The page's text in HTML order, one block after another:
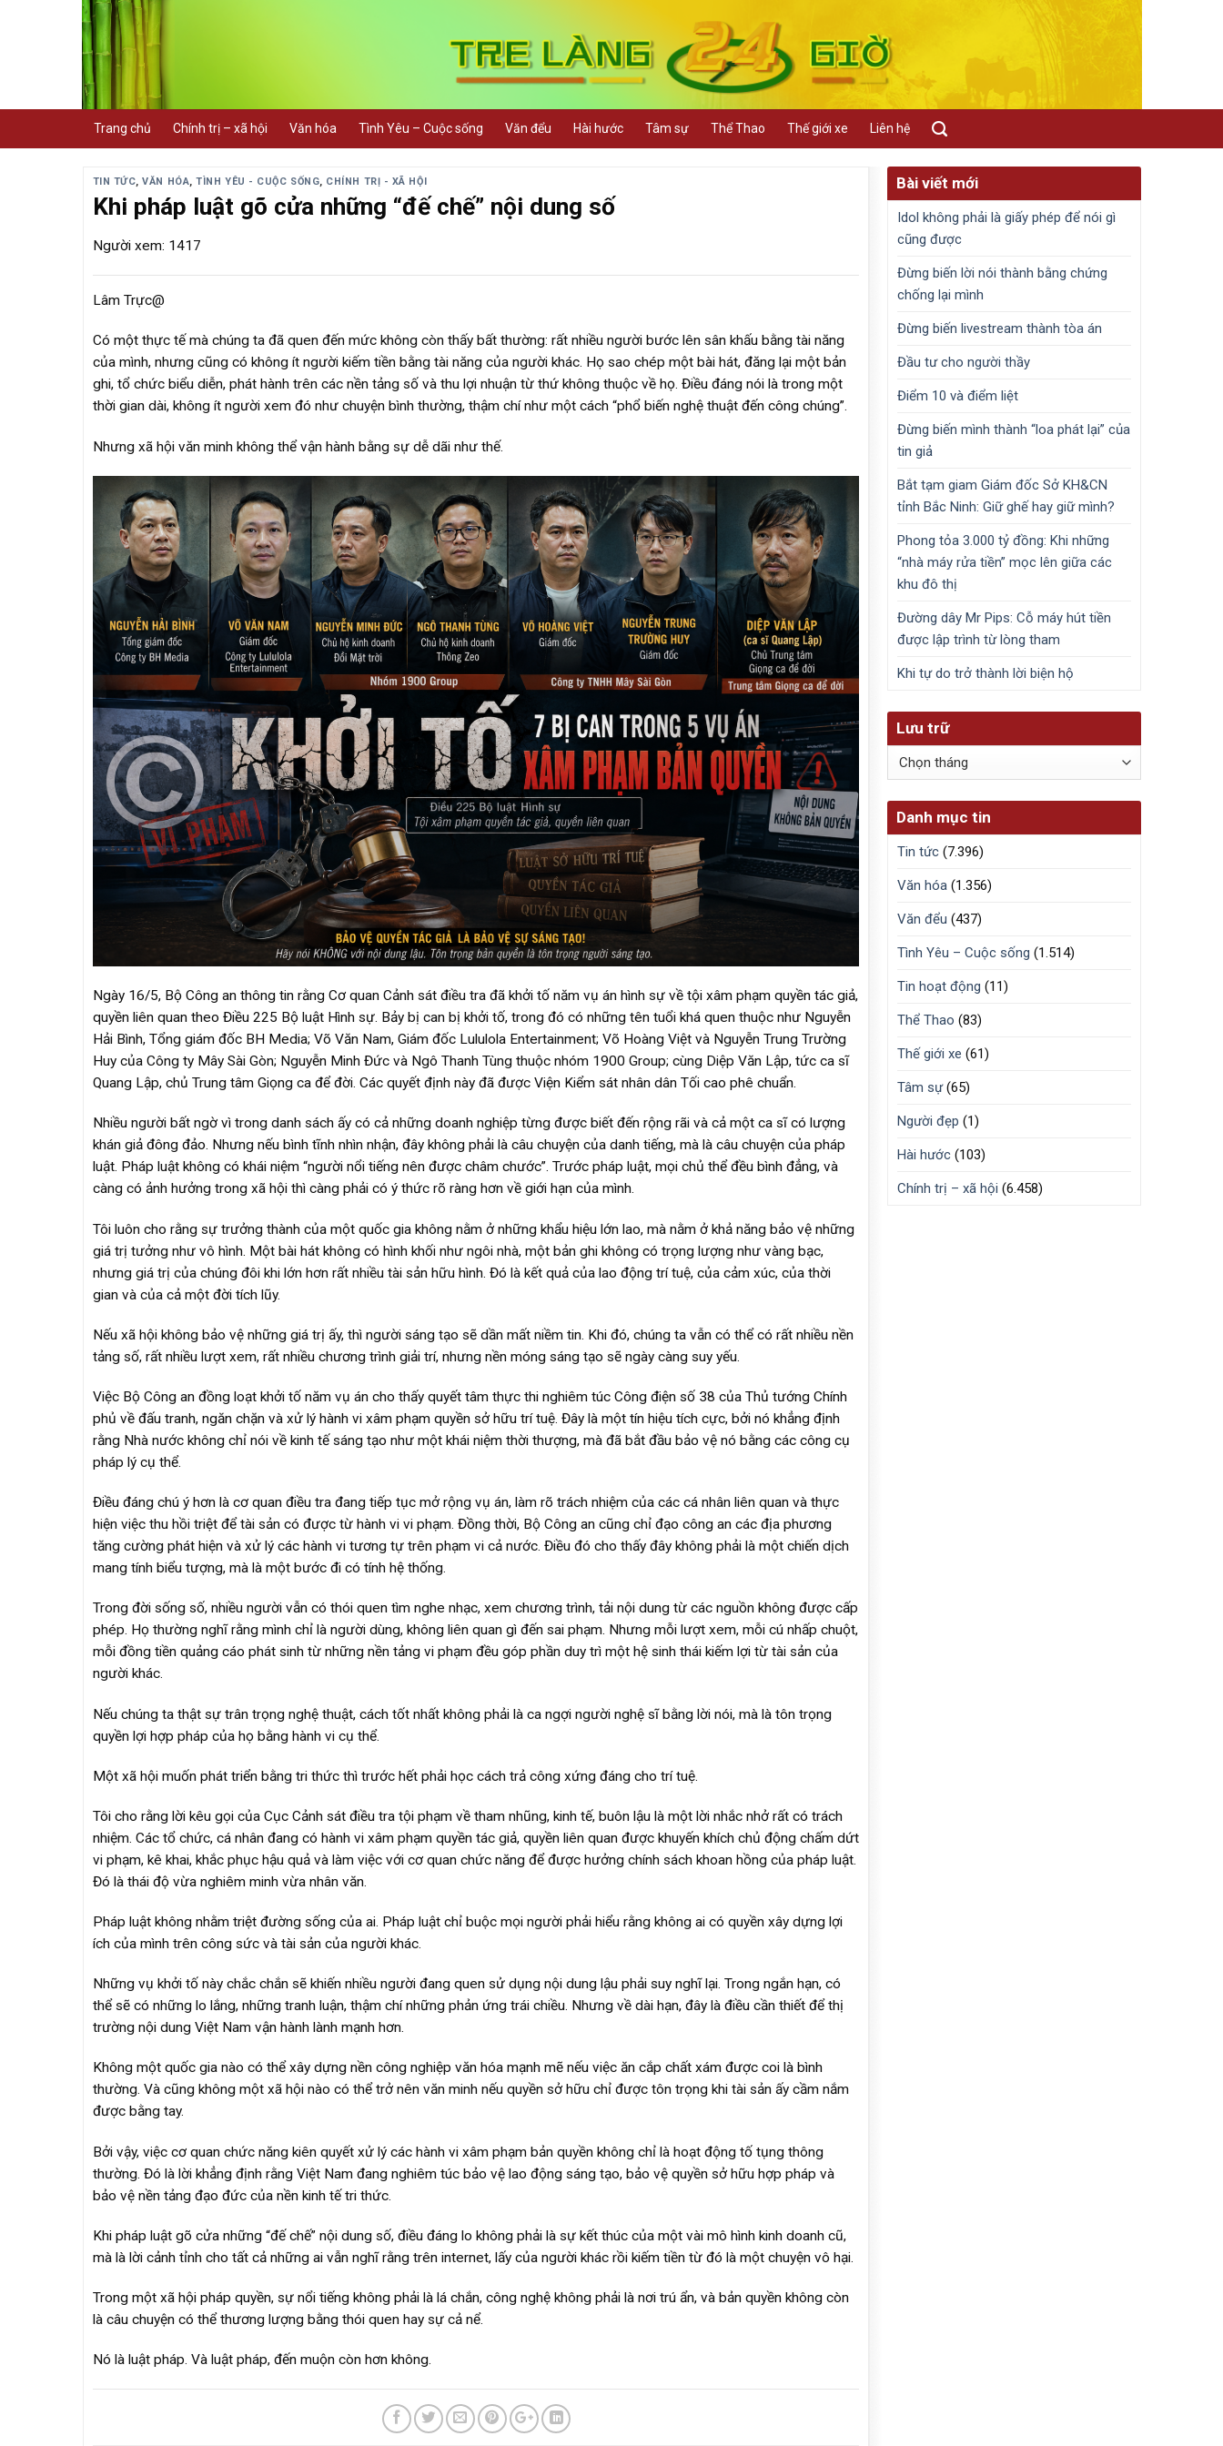
Trang chủ Chính trị – xã hội Văn hóa Tình Yêu – Cuộc sống Văn đểu Hài hước Tâm sự Thể Thao Thế giới xe Liên hệ
TIN TỨC,VĂN HÓA,TÌNH YÊU - CUỘC SỐNG, CHÍNH TRỊ - XÃ HỘI
Khi pháp luật gõ cửa những “đế chế” nội dung số
Người xem: 1417
Lâm Trực@
Có một thực tế mà chúng ta đã quen đến mức không còn thấy bất thường: rất nhiều người bước lên sân khấu bằng tài năng
của mình, nhưng cũng có không ít người kiếm tiền bằng tài năng của người khác. Họ sao chép một bài hát, đăng lại một bản
ghi, tổ chức biểu diễn, phát hành trên các nền tảng số và thu lợi nhuận từ thứ không thuộc về họ. Điều đáng nói là trong một
thời gian dài, không ít người xem đó như chuyện bình thường, thậm chí như một cách “phổ biến nghệ thuật đến công chúng”.
Nhưng xã hội văn minh không thể vận hành bằng sự dễ dãi như thế.
Ngày 16/5, Bộ Công an thông tin rằng Cơ quan Cảnh sát điều tra đã khởi tố năm vụ án hình sự về tội xâm phạm quyền tác giả,
quyền liên quan theo Điều 225 Bộ luật Hình sự. Bảy bị can bị khởi tố, trong đó có những tên tuổi khá quen thuộc như Nguyễn
Hải Bình, Tổng giám đốc BH Media; Võ Văn Nam, Giám đốc Lululola Entertainment; Võ Hoàng Việt và Nguyễn Trung Trường
Huy của Công ty Mây Sài Gòn; Nguyễn Minh Đức và Ngô Thanh Tùng thuộc nhóm 1900 Group; cùng Diệp Văn Lập, tức ca sĩ
Quang Lập, chủ Trung tâm Giọng ca để đời. Các quyết định này đã được Viện Kiểm sát nhân dân Tối cao phê chuẩn.
Nhiều người bất ngờ vì trong danh sách ấy có cả những doanh nghiệp từng được biết đến rộng rãi và cả một ca sĩ có lượng
khán giả đông đảo. Nhưng nếu bình tĩnh nhìn nhận, đây không phải là câu chuyện của danh tiếng, mà là câu chuyện của pháp
luật. Pháp luật không có khái niệm “người nổi tiếng nên được châm chước”. Trước pháp luật, mọi chủ thể đều bình đẳng, và
càng có ảnh hưởng trong xã hội thì càng phải có ý thức rõ ràng hơn về giới hạn của mình.
Tôi luôn cho rằng sự trưởng thành của một quốc gia không nằm ở những khẩu hiệu lớn lao, mà nằm ở khả năng bảo vệ những
giá trị tưởng như vô hình. Một bài hát không có hình khối như ngôi nhà, một bản ghi không có trọng lượng như vàng bạc,
nhưng giá trị của chúng đôi khi lớn hơn rất nhiều tài sản hữu hình. Đó là kết quả của lao động trí tuệ, của cảm xúc, của thời
gian và của cả một đời tích lũy.
Nếu xã hội không bảo vệ những giá trị ấy, thì người sáng tạo sẽ dần mất niềm tin. Khi đó, chúng ta vẫn có thể có rất nhiều nền
tảng số, rất nhiều lượt xem, rất nhiều chương trình giải trí, nhưng nền móng sáng tạo sẽ ngày càng suy yếu.
Việc Bộ Công an đồng loạt khởi tố năm vụ án cho thấy quyết tâm thực thi nghiêm túc Công điện số 38 của Thủ tướng Chính
phủ về đấu tranh, ngăn chặn và xử lý hành vi xâm phạm quyền sở hữu trí tuệ. Đây là một tín hiệu tích cực, bởi nó khẳng định
rằng Nhà nước không chỉ nói về kinh tế sáng tạo như một khái niệm thời thượng, mà đã bắt đầu bảo vệ nó bằng các công cụ
pháp lý cụ thể.
Điều đáng chú ý hơn là cơ quan điều tra đang tiếp tục mở rộng vụ án, làm rõ trách nhiệm của các cá nhân liên quan và thực
hiện việc thu hồi triệt để tài sản có được từ hành vi vi phạm. Đồng thời, Bộ Công an cũng chỉ đạo công an các địa phương
tăng cường phát hiện và xử lý các hành vi tương tự trên phạm vi cả nước. Điều đó cho thấy đây không phải là một chiến dịch
mang tính biểu tượng, mà là một bước đi có tính hệ thống.
Trong đời sống số, nhiều người vẫn có thói quen tìm nghe nhạc, xem chương trình, tải nội dung từ các nguồn không được cấp
phép. Họ thường nghĩ rằng mình chỉ là người dùng, không liên quan gì đến sai phạm. Nhưng mỗi lượt xem, mỗi cú nhấp chuột,
mỗi đồng tiền quảng cáo phát sinh từ những nền tảng vi phạm đều góp phần duy trì một hệ sinh thái kiếm lợi từ tài sản của
người khác.
Nếu chúng ta thật sự trân trọng nghệ thuật, cách tốt nhất không phải là ca ngợi người nghệ sĩ bằng lời nói, mà là tôn trọng
quyền lợi hợp pháp của họ bằng hành vi cụ thể.
Một xã hội muốn phát triển bằng tri thức thì trước hết phải học cách trả công xứng đáng cho trí tuệ.
Tôi cho rằng lời kêu gọi của Cục Cảnh sát điều tra tội phạm về tham nhũng, kinh tế, buôn lậu là một lời nhắc nhở rất có trách
nhiệm. Các tổ chức, cá nhân đang có hành vi xâm phạm quyền tác giả, quyền liên quan được khuyến khích chủ động chấm dứt
vi phạm, kê khai, khắc phục hậu quả và làm việc với cơ quan chức năng để được hưởng chính sách khoan hồng của pháp luật.
Đó là thái độ vừa nghiêm minh vừa nhân văn.
Pháp luật không nhằm triệt đường sống của ai. Pháp luật chỉ buộc mọi người phải hiểu rằng không ai có quyền xây dựng lợi
ích của mình trên công sức và tài sản của người khác.
Những vụ khởi tố này chắc chắn sẽ khiến nhiều người đang quen sử dụng nội dung lậu phải suy nghĩ lại. Trong ngắn hạn, có
thể sẽ có những lo lắng, những tranh luận, thậm chí những phản ứng trái chiều. Nhưng về dài hạn, đây là điều cần thiết để thị
trường nội dung Việt Nam vận hành lành mạnh hơn.
Không một quốc gia nào có thể xây dựng nền công nghiệp văn hóa mạnh mẽ nếu việc ăn cắp chất xám được coi là bình
thường. Và cũng không một xã hội nào có thể trở nên văn minh nếu quyền sở hữu chỉ được tôn trọng khi tài sản ấy cầm nắm
được bằng tay.
Bởi vậy, việc cơ quan chức năng kiên quyết xử lý các hành vi xâm phạm bản quyền không chỉ là hoạt động tố tụng thông
thường. Đó là lời khẳng định rằng Việt Nam đang nghiêm túc bảo vệ lao động sáng tạo, bảo vệ quyền sở hữu hợp pháp và
bảo vệ nền tảng đạo đức của nền kinh tế tri thức.
Khi pháp luật gõ cửa những “đế chế” nội dung số, điều đáng lo không phải là sự kết thúc của một vài mô hình kinh doanh cũ,
mà là lời cảnh tỉnh cho tất cả những ai vẫn nghĩ rằng trên internet, lấy của người khác rồi kiếm tiền từ đó là một chuyện vô hại.
Trong một xã hội pháp quyền, sự nổi tiếng không phải là lá chắn, công nghệ không phải là nơi trú ẩn, và bản quyền không còn
là câu chuyện có thể thương lượng bằng thói quen hay sự cả nể.
Nó là luật pháp. Và luật pháp, đến muộn còn hơn không.
Bài viết mới
Idol không phải là giấy phép để nói gì
cũng được
Đừng biến lời nói thành bằng chứng
chống lại mình
Đừng biến livestream thành tòa án
Đầu tư cho người thầy
Điểm 10 và điểm liệt
Đừng biến mình thành “loa phát lại” của
tin giả
Bắt tạm giam Giám đốc Sở KH&CN
tỉnh Bắc Ninh: Giữ ghế hay giữ mình?
Phong tỏa 3.000 tỷ đồng: Khi những
“nhà máy rửa tiền” mọc lên giữa các
khu đô thị
Đường dây Mr Pips: Cỗ máy hút tiền
được lập trình từ lòng tham
Khi tự do trở thành lời biện hộ
Lưu trữ
Lưu
Danh mục tin
Tin tức (7.396)
Văn hóa (1.356)
Văn đểu (437)
Tình Yêu – Cuộc sống (1.514)
Tin hoạt động (11)
Thể Thao (83)
Thế giới xe (61)
Tâm sự(65)
Người đẹp (1)
Hài hước (103)
Chính trị – xã hội (6.458)